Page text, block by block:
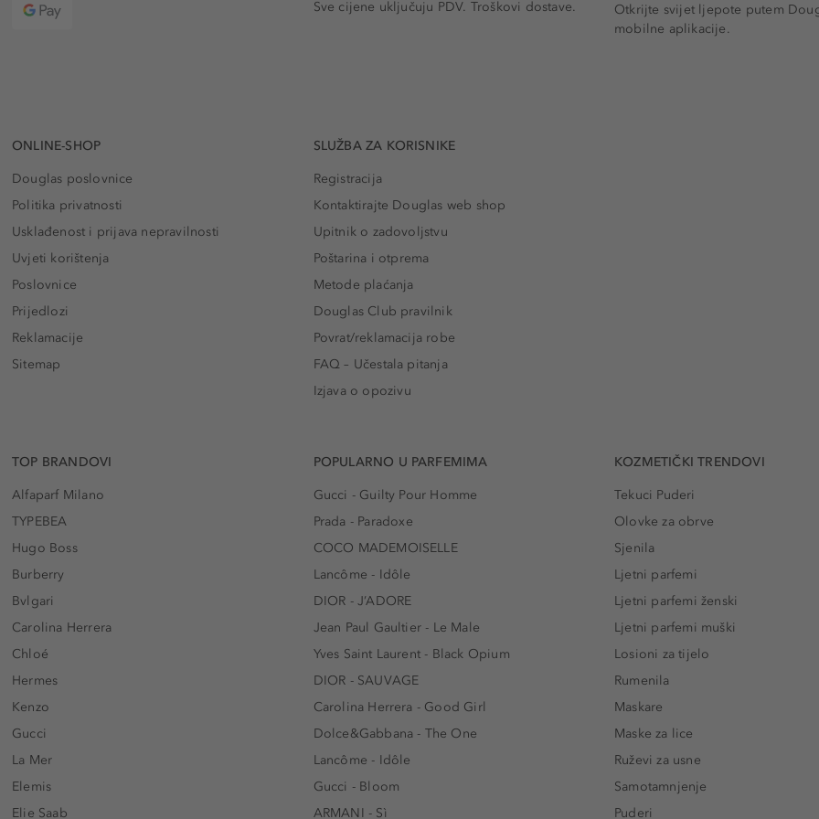
Sve cijene uključuju PDV. Troškovi dostave.
Otkrijte svijet ljepote putem
mobilne aplikacije.
ONLINE-SHOP
Douglas poslovnice
Politika privatnosti
Usklađenost i prijava nepravilnosti
Uvjeti korištenja
Poslovnice
Prijedlozi
Reklamacije
Sitemap
SLUŽBA ZA KORISNIKE
Registracija
Kontaktirajte Douglas web shop
Upitnik o zadovoljstvu
Poštarina i otprema
Metode plaćanja
Douglas Club pravilnik
Povrat/reklamacija robe
FAQ – Učestala pitanja
Izjava o opozivu
TOP BRANDOVI
Alfaparf Milano
TYPEBEA
Hugo Boss
Burberry
Bvlgari
Carolina Herrera
Chloé
Hermes
Kenzo
Gucci
La Mer
Elemis
Elie Saab
POPULARNO U PARFEMIMA
Gucci - Guilty Pour Homme
Prada - Paradoxe
COCO MADEMOISELLE
Lancôme - Idôle
DIOR - J’ADORE
Jean Paul Gaultier - Le Male
Yves Saint Laurent - Black Opium
DIOR - SAUVAGE
Carolina Herrera - Good Girl
Dolce&Gabbana - The One
Lancôme - Idôle
Gucci - Bloom
ARMANI - Sì
KOZMETIČKI TRENDOVI
Tekuci Puderi
Olovke za obrve
Sjenila
Ljetni parfemi
Ljetni parfemi ženski
Ljetni parfemi muški
Losioni za tijelo
Rumenila
Maskare
Maske za lice
Ruževi za usne
Samotamnjenje
Puderi